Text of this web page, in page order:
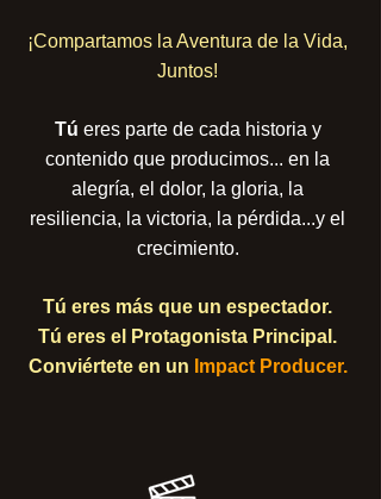
¡Compartamos la Aventura de la Vida,
Juntos!
Tú eres parte de cada historia y
contenido que producimos... en la
alegría, el dolor, la gloria, la
resiliencia, la victoria, la pérdida...y el
crecimiento.
Tú eres más que un espectador.
Tú eres el Protagonista Principal.
Conviértete en un Impact Producer.